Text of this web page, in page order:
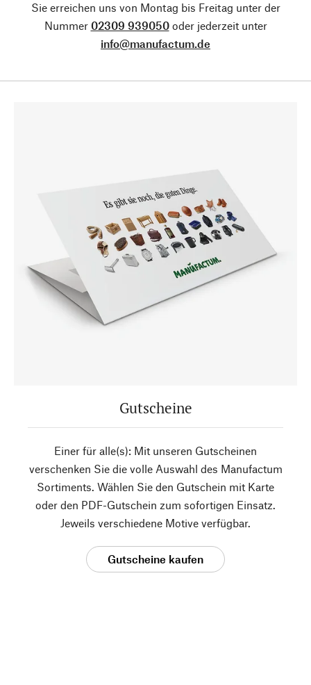
Sie erreichen uns von Montag bis Freitag unter der
Nummer 02309 939050oder jederzeit unter
info@manufactum.de
Gutscheine
Einer für alle(s): Mit unseren Gutscheinen
verschenken Sie die volle Auswahl des Manufactum
Sortiments. Wählen Sie den Gutschein mit Karte
oder den PDF-Gutschein zum sofortigen Einsatz.
Jeweils verschiedene Motive verfügbar.
Gutscheine kaufen